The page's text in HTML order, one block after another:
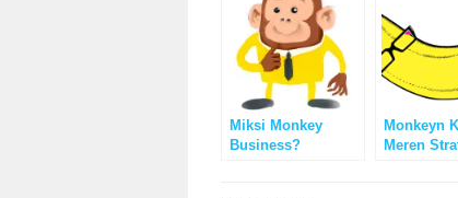
Miksi Monkey
Business?
Monkeyn
Meren